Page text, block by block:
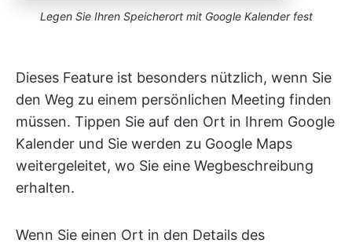
Legen Sie Ihren Speicherort mit Google Kalender fest
Dieses Feature ist besonders nützlich, wenn Sie
den Weg zu einem persönlichen Meeting finden
müssen. Tippen Sie auf den Ort in Ihrem Google
Kalender und Sie werden zu Google Maps
weitergeleitet, wo Sie eine Wegbeschreibung
erhalten.
Wenn Sie einen Ort in den Details des